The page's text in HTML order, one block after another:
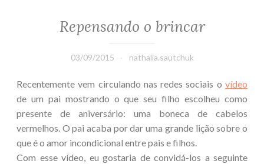
Repensando o brincar
03/09/2015 nathalia.sautchuk
Recentemente vem circulando nas redes sociais o vídeo
de um pai mostrando o que seu filho escolheu como
presente de aniversário: uma boneca de cabelos
vermelhos. O pai acaba por dar uma grande lição sobre o
que é o amor incondicional entre pais e filhos.
Com esse vídeo, eu gostaria de convidá-los a seguinte